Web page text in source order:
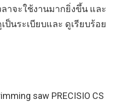
าจะใช้งานมากยิ่งขึ้น และ
ป็นระเบียบและ ดูเรียบร้อย
saw PRECISIO CS